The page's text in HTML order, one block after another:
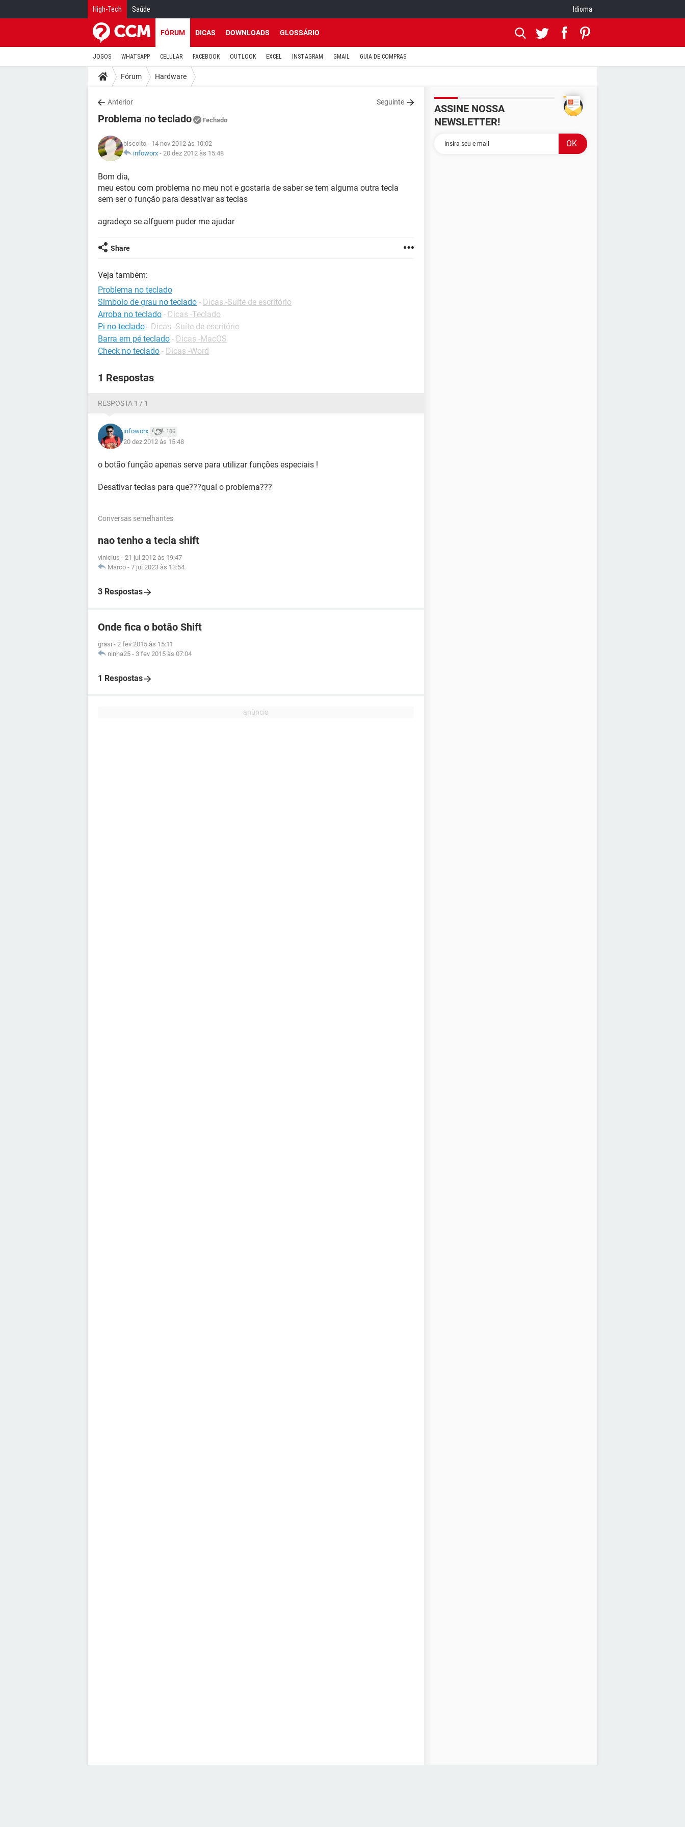
High-Tech Saúde Idioma
FÓRUM DICAS DOWNLOADS GLOSSÁRIO
JOGOS WHATSAPP CELULAR FACEBOOK OUTLOOK EXCEL INSTAGRAM GMAIL GUIA DE COMPRAS
Fórum Hardware
Anterior Seguinte
Problema no teclado Fechado
biscoito - 14 nov 2012 às 10:02
infoworx - 20 dez 2012 às 15:48
Bom dia,
meu estou com problema no meu not e gostaria de saber se tem alguma outra tecla
sem ser o função para desativar as teclas
agradeço se alfguem puder me ajudar
Share
Veja também:
Problema no teclado
Símbolo de grau no teclado - Dicas -Suíte de escritório
Arroba no teclado - Dicas -Teclado
Pi no teclado - Dicas -Suíte de escritório
Barra em pé teclado - Dicas -MacOS
Check no teclado - Dicas -Word
1 Respostas
RESPOSTA 1 / 1
infoworx 106
20 dez 2012 às 15:48
o botão função apenas serve para utilizar funções especiais !
Desativar teclas para que???qual o problema???
Conversas semelhantes
nao tenho a tecla shift
vinicius - 21 jul 2012 às 19:47
Marco - 7 jul 2023 às 13:54
3 Respostas
Onde fica o botão Shift
grasi - 2 fev 2015 às 15:11
ninha25 - 3 fev 2015 às 07:04
1 Respostas
ASSINE NOSSA
NEWSLETTER!